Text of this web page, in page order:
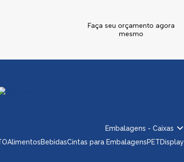
Faça seu orçamento agora
mesmo
Embalagens - Caixas
Alimentos
Bebidas Cintas para Embalagens Display
PET